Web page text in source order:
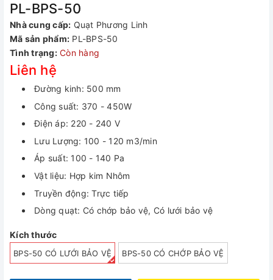
PL-BPS-50
Nhà cung cấp: Quạt Phương Linh
Mã sản phẩm: PL-BPS-50
Tình trạng: Còn hàng
Liên hệ
Đường kinh: 500 mm
Công suất: 370 - 450W
Điện áp: 220 - 240 V
Lưu Lượng: 100 - 120 m3/min
Áp suất: 100 - 140 Pa
Vật liệu: Hợp kim Nhôm
Truyền động: Trực tiếp
Dòng quạt: Có chớp bảo vệ, Có lưới bảo vệ
Kích thước
BPS-50 CÓ LƯỚI BẢO VỆ BPS-50 CÓ CHỚP BẢO VỆ